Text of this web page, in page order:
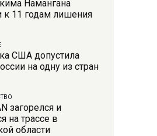
Намангана
к 11 годам лишения
США допустила
на одну из стран
загорелся и
на трассе в
области